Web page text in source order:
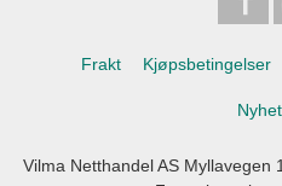
Frakt Kjøpsbetingelser
Vilma Netthandel AS Myllavegen